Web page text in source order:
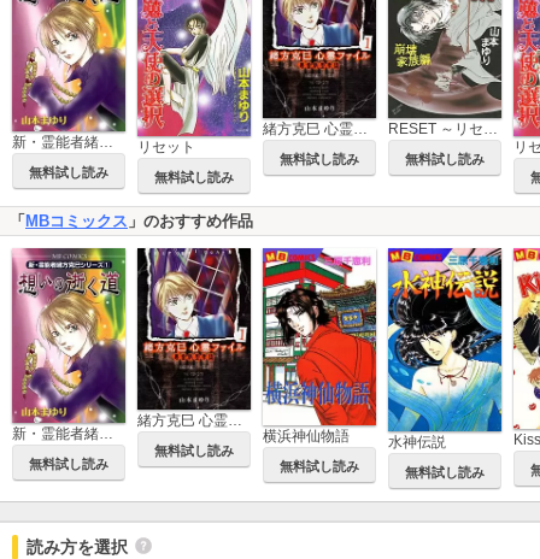
新・霊能者緒方克巳シリーズ
無料試し読み
リセット
無料試し読み
無料試し読み
無料試し読み
「 MBコミックス 」のおすすめ作品
新・霊能者緒方克巳シリーズ
無料試し読み
緒方克巳 心霊ファイル
無料試し読み
横浜神仙物語
無料試し読み
水神伝説
無料試し読み
読み方を選択